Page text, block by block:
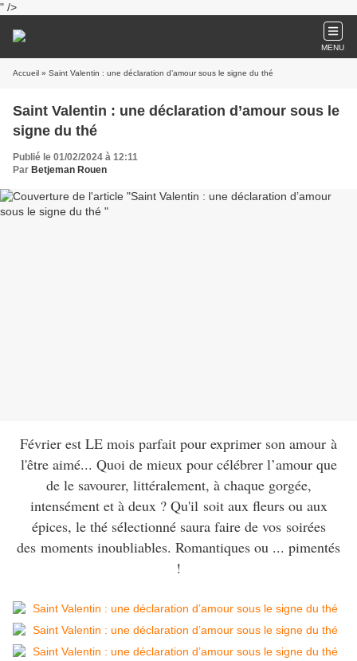
" />
MENU
Accueil » Saint Valentin : une déclaration d’amour sous le signe du thé
Saint Valentin : une déclaration d’amour sous le
signe du thé
Publié le 01/02/2024 à 12:11
Par Betjeman Rouen
Février est LE mois parfait pour exprimer son amour à
l'être aimé... Quoi de mieux pour célébrer l’amour que
de le savourer, littéralement, à chaque gorgée,
intensément et à deux ? Qu'il soit aux fleurs ou aux
épices, le thé sélectionné saura faire de vos soirées
des moments inoubliables. Romantiques ou ... pimentés
!